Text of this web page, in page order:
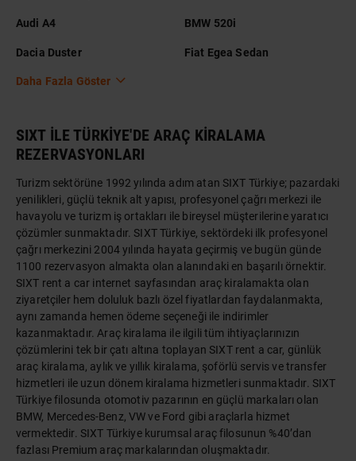
Audi A4 BMW 520i
Dacia Duster Fiat Egea Sedan
Daha Fazla Göster
SIXT İLE TÜRKİYE'DE ARAÇ KİRALAMA
REZERVASYONLARI
Turizm sektörüne 1992 yılında adım atan SIXT Türkiye; pazardaki
yenilikleri, güçlü teknik alt yapısı, profesyonel çağrı merkezi ile
havayolu ve turizm iş ortakları ile bireysel müşterilerine yaratıcı
çözümler sunmaktadır. SIXT Türkiye, sektördeki ilk profesyonel
çağrı merkezini 2004 yılında hayata geçirmiş ve bugün günde
1100 rezervasyon almakta olan alanındaki en başarılı örnektir.
SIXT rent a car internet sayfasından araç kiralamakta olan
ziyaretçiler hem doluluk bazlı özel fiyatlardan faydalanmakta,
aynı zamanda hemen ödeme seçeneği ile indirimler
kazanmaktadır. Araç kiralama ile ilgili tüm ihtiyaçlarınızın
çözümlerini tek bir çatı altına toplayan SIXT rent a car, günlük
araç kiralama, aylık ve yıllık kiralama, şoförlü servis ve transfer
hizmetleri ile uzun dönem kiralama hizmetleri sunmaktadır. SIXT
Türkiye filosunda otomotiv pazarının en güçlü markaları olan
BMW, Mercedes-Benz, VW ve Ford gibi araçlarla hizmet
vermektedir. SIXT Türkiye kurumsal araç filosunun %40’dan
fazlası Premium araç markalarından oluşmaktadır.